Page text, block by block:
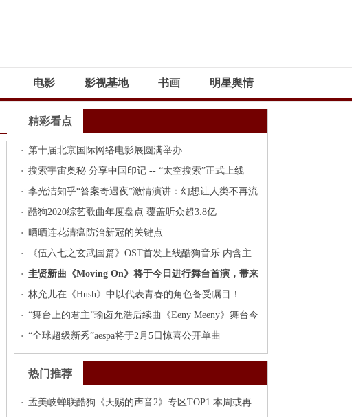
电影 影视基地 书画 明星舆情
精彩看点
第十届北京国际网络电影展圆满举办
搜索宇宙奥秘 分享中国印记 -- “太空搜索”正式上线
李光洁知乎“答案奇遇夜”激情演讲：幻想让人类不再流
浪
酷狗2020综艺歌曲年度盘点 覆盖听众超3.8亿
晒晒连花清瘟防治新冠的关键点
《伍六七之玄武国篇》OST首发上线酷狗音乐 内含主
创手写信
圭贤新曲《Moving On》将于今日进行舞台首演，带来
抒情歌王的魅力！
林允儿在《Hush》中以代表青春的角色备受瞩目！
“舞台上的君主”瑜卤允浩后续曲《Eeny Meeny》舞台今
日首次公开！
“全球超级新秀”aespa将于2月5日惊喜公开单曲
《Forever》！
热门推荐
孟美岐蝉联酷狗《天赐的声音2》专区TOP1 本周或再